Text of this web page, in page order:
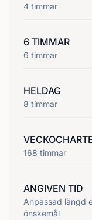
4 timmar
6 TIMMAR
6 timmar
HELDAG
8 timmar
168 timmar
ANGIVEN TID
Anpassad längd
önskemål